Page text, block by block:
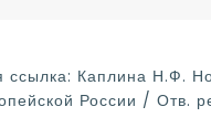
ссылка: Каплина Н.Ф.
России / Отв.